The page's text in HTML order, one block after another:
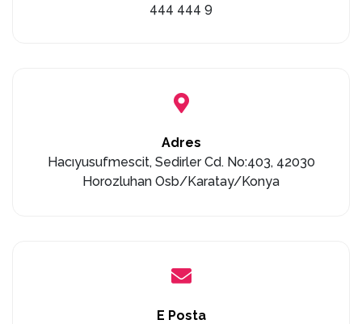
444 444 9
Adres
Hacıyusufmescit, Sedirler Cd. No:403, 42030
Horozluhan Osb/Karatay/Konya
E Posta